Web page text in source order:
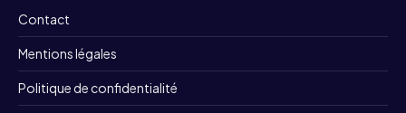
Contact
Mentions légales
Politique de confidentialité